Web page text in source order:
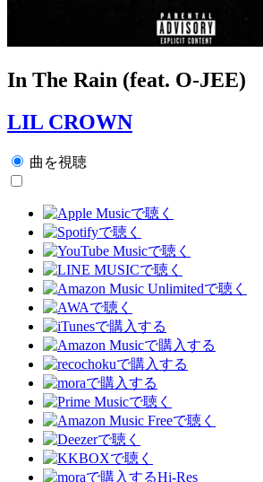
In The Rain (feat. O-JEE)
LIL CROWN
曲を視聴
Hi-Res